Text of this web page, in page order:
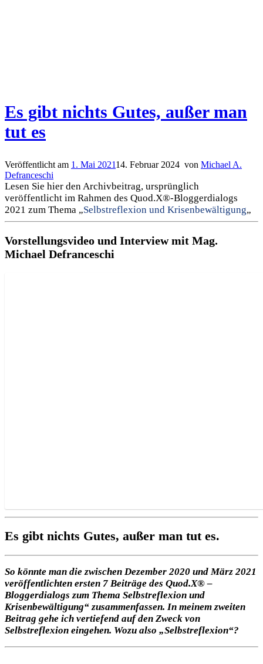
Es gibt nichts Gutes, außer man
tut es
Veröffentlicht am 1. Mai 202114. Februar 2024 von Michael A.
Defranceschi
Lesen Sie hier den Archivbeitrag, ursprünglich
veröffentlicht im Rahmen des Quod.X®-Bloggerdialogs
2021 zum Thema „Selbstreflexion und Krisenbewältigung„
Vorstellungsvideo und Interview mit Mag.
Michael Defranceschi
Es gibt nichts Gutes, außer man tut es.
So könnte man die zwischen Dezember 2020 und März 2021
veröffentlichten ersten 7 Beiträge des Quod.X® –
Bloggerdialogs zum Thema Selbstreflexion und
Krisenbewältigung“ zusammenfassen. In meinem zweiten
Beitrag gehe ich vertiefend auf den Zweck von
Selbstreflexion eingehen. Wozu also „Selbstreflexion“?